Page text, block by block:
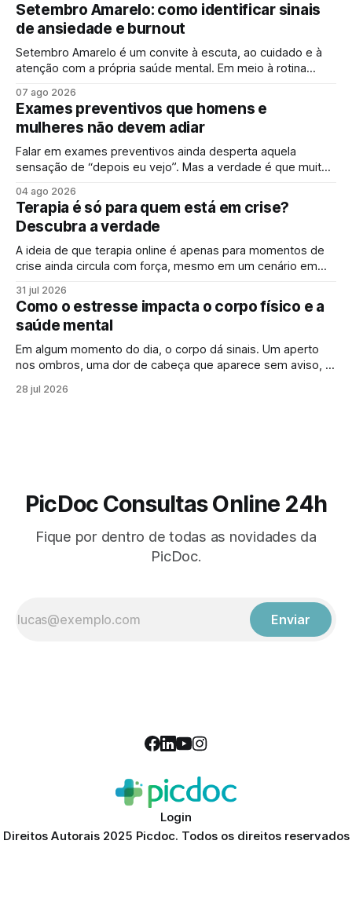
Setembro Amarelo: como identificar sinais
de ansiedade e burnout
Setembro Amarelo é um convite à escuta, ao cuidado e à
atenção com a própria saúde mental. Em meio à rotina
de ansiedade e sinais de esgotamento sem perceber que
algo já não vai bem. A campanha surge justamente para
ampliar esse olhar,
07 ago 2026
Exames preventivos que homens e
mulheres não devem adiar
Falar em exames preventivos ainda desperta aquela
sensação de “depois eu vejo”. Mas a verdade é que muitas
evidente. É justamente por isso que o check-up e o
acompanhamento periódico ganham cada vez mais
espaço: identificar alterações antes dos sintomas
aparecerem
04 ago 2026
Terapia é só para quem está em crise?
Descubra a verdade
A ideia de que terapia online é apenas para momentos de
crise ainda circula com força, mesmo em um cenário em
Para muita gente, buscar um psicólogo online parece um
sinal de que “algo saiu do controle”. Mas essa percepção,
31 jul 2026
Como o estresse impacta o corpo físico e a
saúde mental
Em algum momento do dia, o corpo dá sinais. Um aperto
nos ombros, uma dor de cabeça que aparece sem aviso, o
Muitas vezes, esses sintomas parecem isolados, mas
28 jul 2026
PicDoc Consultas Online 24h
Fique por dentro de todas as novidades da
PicDoc.
Enviar
Login
Direitos Autorais 2025 Picdoc. Todos os direitos reservados